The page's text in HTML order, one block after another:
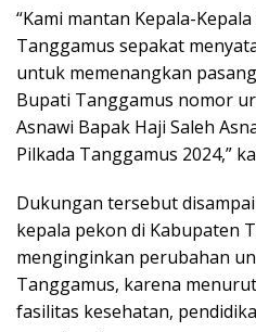
“Kami mantan Kepala-
Tanggamus sepakat
untuk memenangkan
Bupati Tanggamus nomor
Asnawi Bapak Haji Saleh
Pilkada Tanggamus 2024,”
Dukungan tersebut
kepala pekon di Kabupaten
menginginkan perubahan
Tanggamus, karena
fasilitas kesehatan,